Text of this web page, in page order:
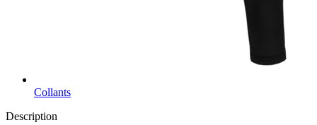
Collants
Description